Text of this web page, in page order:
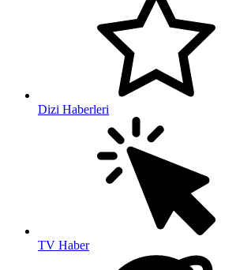
Dizi Haberleri
TV Haber